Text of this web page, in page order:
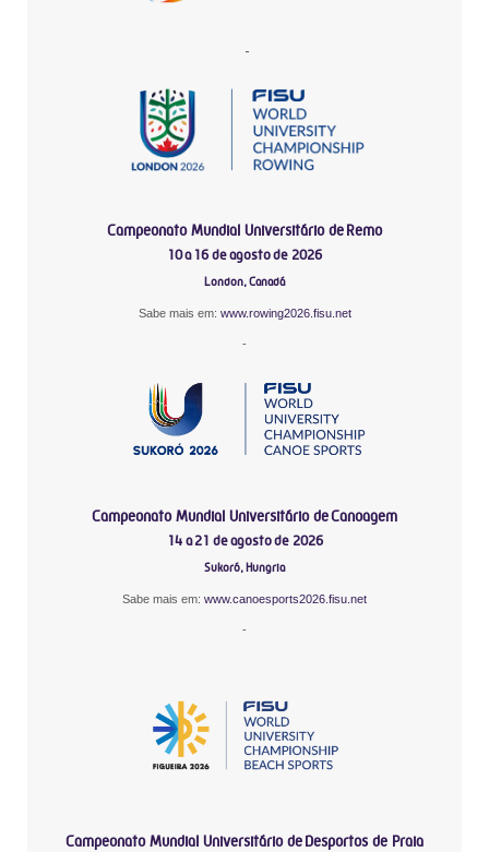
-
Campeonato Mundial Universitário de Remo
10 a 16 de agosto de 2026
London, Canadá
Sabe mais em: www.rowing2026.fisu.net
-
Campeonato Mundial Universitário de Canoagem
14 a 21 de agosto de 2026
Sukoró, Hungria
Sabe mais em: www.canoesports2026.fisu.net
-
Campeonato Mundial Universitário de Desportos de Praia